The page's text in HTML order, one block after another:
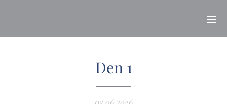
Den 1